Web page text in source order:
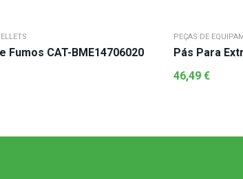
Fumos CAT-BME14706020
PEÇAS DE
Pás Para
46,49 €